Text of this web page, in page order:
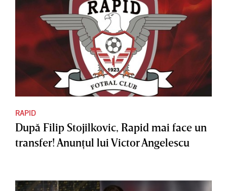
RAPID
După Filip Stojilkovic, Rapid mai face un
transfer! Anunţul lui Victor Angelescu